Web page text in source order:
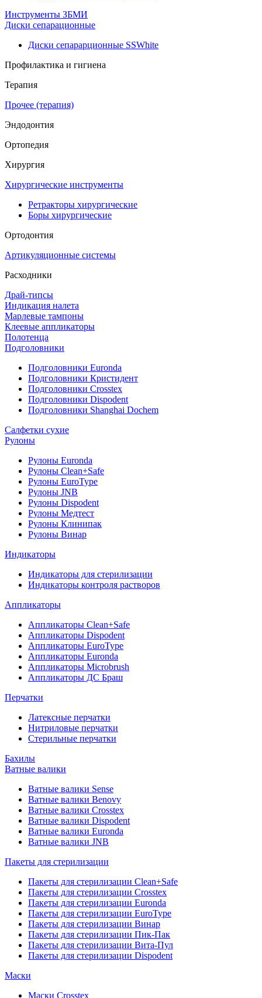
Инструменты ЗБМИ
Диски сепарационные
Диски сепарарционные SSWhite
Профилактика и гигиена
Терапия
Прочее (терапия)
Эндодонтия
Ортопедия
Хирургия
Хирургические инструменты
Ретракторы хирургические
Боры хирургические
Ортодонтия
Артикуляционные системы
Расходники
Драй-типсы
Индикация налета
Марлевые тампоны
Клеевые аппликаторы
Полотенца
Подголовники
Подголовники Euronda
Подголовники Кристидент
Подголовники Crosstex
Подголовники Dispodent
Подголовники Shanghai Dochem
Салфетки сухие
Рулоны
Рулоны Euronda
Рулоны Clean+Safe
Рулоны EuroType
Рулоны JNB
Рулоны Dispodent
Рулоны Медтест
Рулоны Клинипак
Рулоны Винар
Индикаторы
Индикаторы для стерилизации
Индикаторы контроля растворов
Аппликаторы
Аппликаторы Clean+Safe
Аппликаторы Dispodent
Аппликаторы EuroType
Аппликаторы Euronda
Аппликаторы Microbrush
Аппликаторы ДС Браш
Перчатки
Латексные перчатки
Нитриловые перчатки
Стерильные перчатки
Бахилы
Ватные валики
Ватные валики Sense
Ватные валики Benovy
Ватные валики Crosstex
Ватные валики Dispodent
Ватные валики Euronda
Ватные валики JNB
Пакеты для стерилизации
Пакеты для стерилизации Clean+Safe
Пакеты для стерилизации Crosstex
Пакеты для стерилизации Euronda
Пакеты для стерилизации EuroType
Пакеты для стерилизации Винар
Пакеты для стерилизации Пик-Пак
Пакеты для стерилизации Вита-Пул
Пакеты для стерилизации Dispodent
Маски
Маски Crosstex